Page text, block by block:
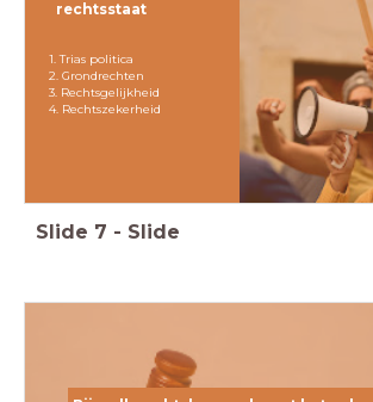
rechtsstaat
1. Trias politica
2. Grondrechten
3. Rechtsgelijkheid
4. Rechtszekerheid
Slide 7 - Slide